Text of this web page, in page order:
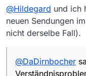
dazu,
Filmliste stand.
(und
@Hildegard und ich
neuen Sendungen
nicht derselbe Fall).
@DaDirnbocher